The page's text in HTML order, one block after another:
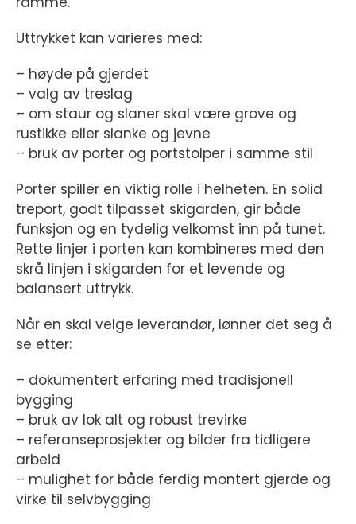
Uttrykket kan varieres med:
– høyde på gjerdet
– valg av treslag
– om staur og slaner skal være grove og
rustikke eller slanke og jevne
– bruk av porter og portstolper i samme stil
Porter spiller en viktig rolle i helheten. En solid
treport, godt tilpasset skigarden, gir både
funksjon og en tydelig velkomst inn på tunet.
Rette linjer i porten kan kombineres med den
skrå linjen i skigarden for et levende og
balansert uttrykk.
Når en skal velge leverandør, lønner det seg å
se etter:
– dokumentert erfaring med tradisjonell
bygging
– bruk av lok alt og robust trevirke
– referanseprosjekter og bilder fra tidligere
arbeid
– mulighet for både ferdig montert gjerde og
virke til selvbygging